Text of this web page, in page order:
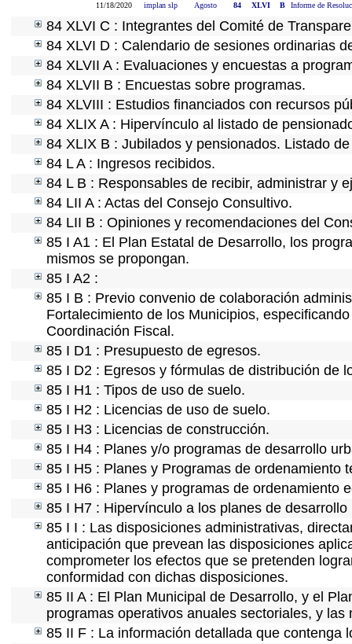
11/18/2020 implan slp Agosto 84 XLVI B Informe de
84 XLVI C : Integrantes del Comité de
84 XLVI D : Calendario de sesiones ordinarias
84 XLVII A : Evaluaciones y encuestas a
84 XLVII B : Encuestas sobre programas.
84 XLVIII : Estudios financiados con recursos
84 XLIX A : Hipervínculo al listado de
84 XLIX B : Jubilados y pensionados. Listado
84 L A : Ingresos recibidos.
84 L B : Responsables de recibir, administrar y
84 LII A : Actas del Consejo Consultivo.
84 LII B : Opiniones y recomendaciones del
85 I A1 : El Plan Estatal de Desarrollo, los
mismos se propongan.
85 I A2 :
85 I B : Previo convenio de colaboración
Fortalecimiento de los Municipios,
Coordinación Fiscal.
85 I D1 : Presupuesto de egresos.
85 I D2 : Egresos y fórmulas de distribución de
85 I H1 : Tipos de uso de suelo.
85 I H2 : Licencias de uso de suelo.
85 I H3 : Licencias de construcción.
85 I H4 : Planes y/o programas de desarrollo
85 I H5 : Planes y Programas de ordenamiento
85 I H6 : Planes y programas de ordenamiento
85 I H7 : Hipervínculo a los planes de desarrollo
85 I I : Las disposiciones administrativas,
anticipación que prevean las disposiciones
comprometer los efectos que se pretenden
conformidad con dichas disposiciones.
85 II A : El Plan Municipal de Desarrollo, y el
programas operativos anuales sectoriales, y
85 II F : La información detallada que contenga